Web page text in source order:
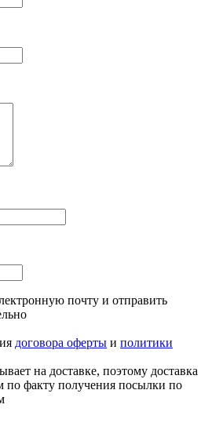
почту и отправить
договора оферты и политики
на доставке, поэтому доставка
по факту получения посылки по